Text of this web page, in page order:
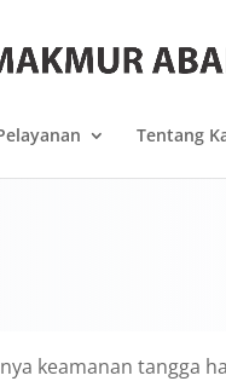
Tentang
keamanan tangga